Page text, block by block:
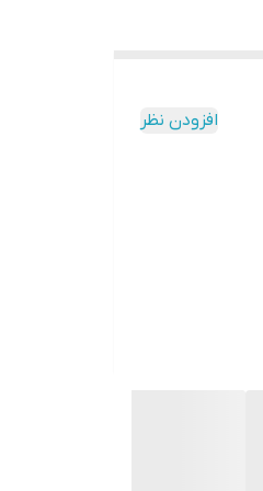
افزودن نظر